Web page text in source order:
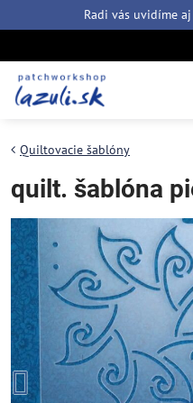
Radi vás uvidíme
Quiltovacie šablóny
quilt. šablóna